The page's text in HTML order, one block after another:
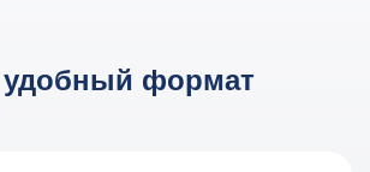
формат